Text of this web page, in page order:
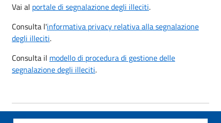
Vai al portale di segnalazione degli illeciti.
Consulta l'informativa privacy relativa alla segnalazione
degli illeciti.
Consulta il modello di procedura di gestione delle
segnalazione degli illeciti.